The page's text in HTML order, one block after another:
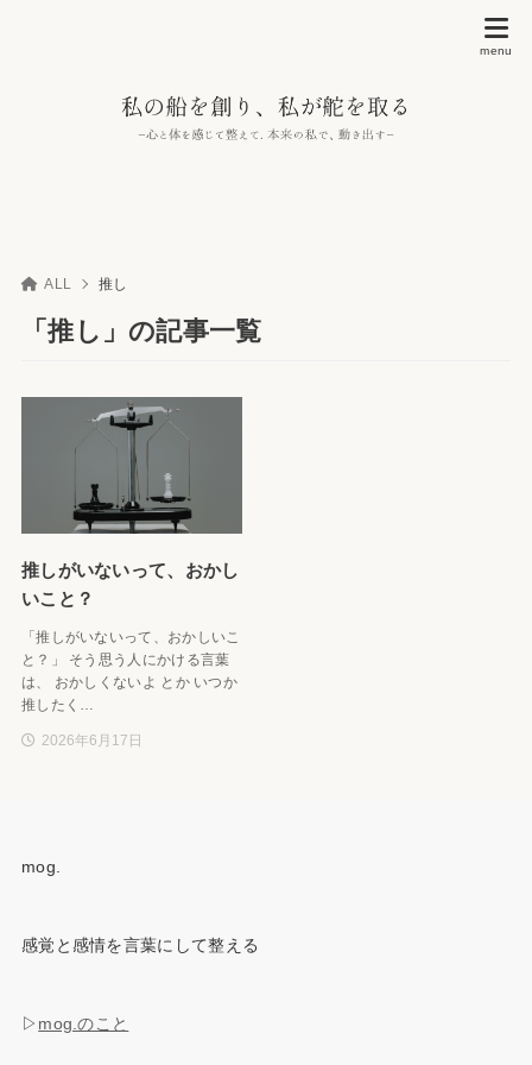
ALL 推し
「推し」の記事一覧
推しがいないって、おかし
いこと？
「推しがいないって、おかしいこ
と？」 そう思う人にかける言葉
は、 おかしくないよ とか いつか
推したく…
2026年6月17日
mog.
感覚と感情を言葉にして整える
▷ mog.のこと